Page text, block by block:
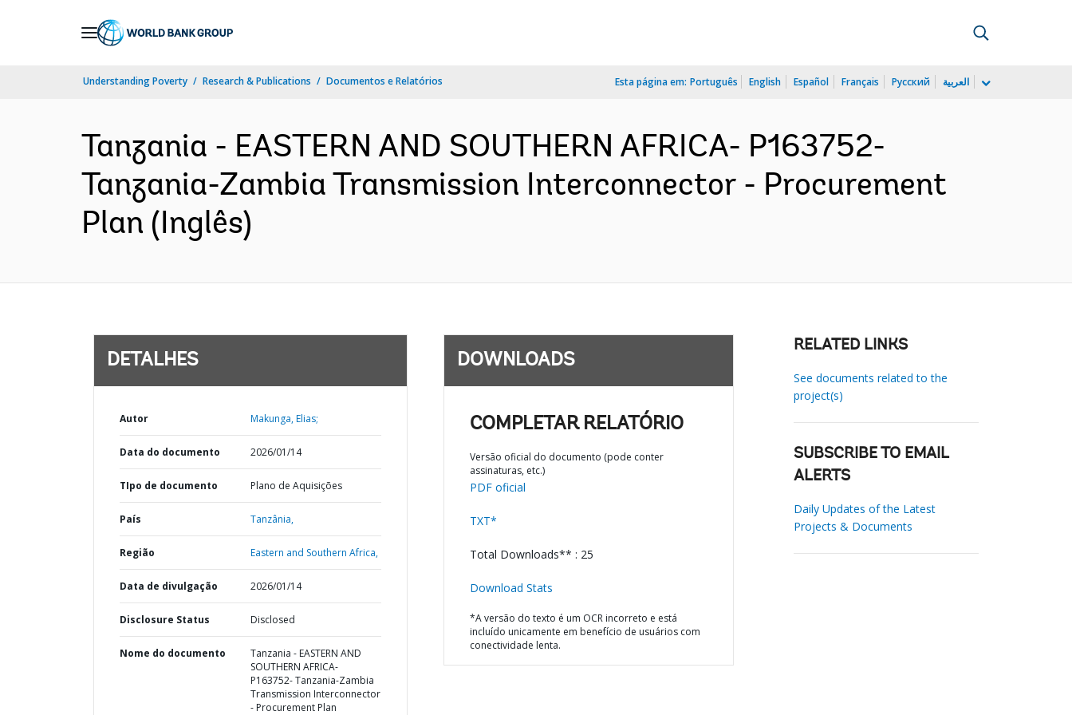
Understanding Poverty Research & Publications Documentos e Relatórios Esta página em: Português English Español Français Русский العربية
Tanzania - EASTERN AND SOUTHERN AFRICA- P163752-
Tanzania-Zambia Transmission Interconnector - Procurement
Plan (Inglês)
DETALHES
Autor Makunga, Elias;
Data do documento 2026/01/14
TIpo de documento Plano de Aquisições
País Tanzânia,
Região Eastern and Southern Africa,
Data de divulgação 2026/01/14
Disclosure Status Disclosed
Nome do documento
Tanzania - EASTERN AND
SOUTHERN AFRICA-
P163752- Tanzania-Zambia
Transmission Interconnector
- Procurement Plan
DOWNLOADS
COMPLETAR RELATÓRIO
Versão oficial do documento (pode conter
assinaturas, etc.)
PDF oficial
TXT*
Total Downloads** : 25
Download Stats
*A versão do texto é um OCR incorreto e está
incluído unicamente em benefício de usuários com
conectividade lenta.
RELATED LINKS
See documents related to the
project(s)
SUBSCRIBE TO EMAIL
ALERTS
Daily Updates of the Latest
Projects & Documents